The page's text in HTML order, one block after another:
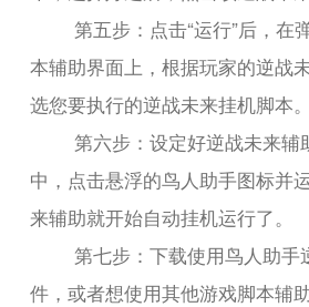
第五步：点击“运行”后，在
本辅助界面上，根据玩家的逆战
选您要执行的逆战未来挂机脚本。
第六步：设定好逆战未来辅
中，点击悬浮的鸟人助手图标并
来辅助就开始自动挂机运行了。
第七步：下载使用鸟人助手
件，或者想使用其他游戏脚本辅